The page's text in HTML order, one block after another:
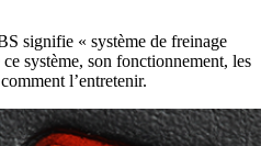
signifie « système de freinage
système, son fonctionnement, les
l’entretenir.